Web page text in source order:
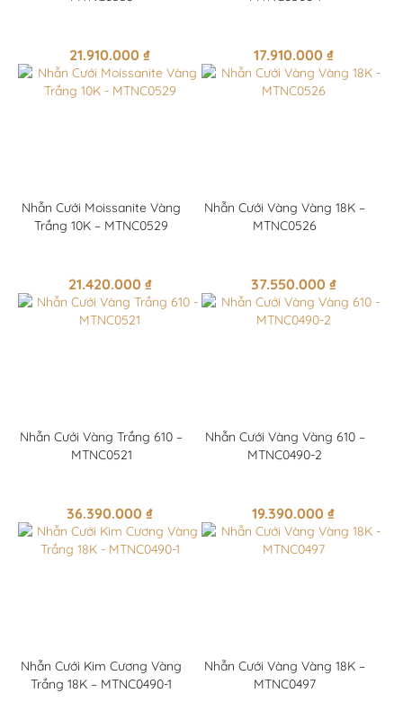
21.910.000 ₫ 17.910.000 ₫
Nhẫn Cưới Moissanite Vàng
Trắng 10K – MTNC0529
21.420.000 ₫
Nhẫn Cưới Vàng Vàng 18K –
MTNC0526
37.550.000 ₫
Nhẫn Cưới Vàng Trắng 610 –
MTNC0521
36.390.000 ₫
Nhẫn Cưới Vàng Vàng 610 –
MTNC0490-2
19.390.000 ₫
Nhẫn Cưới Kim Cương Vàng
Trắng 18K – MTNC0490-1
Nhẫn Cưới Vàng Vàng 18K –
MTNC0497